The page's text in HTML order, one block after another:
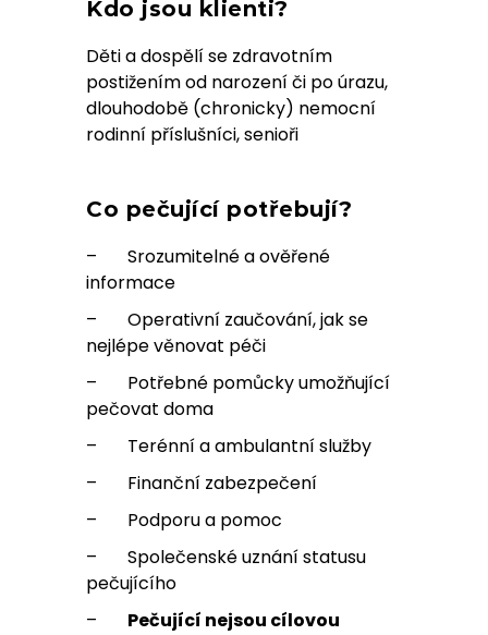
Kdo jsou klienti?
Děti a dospělí se zdravotním
postižením od narození či po úrazu,
dlouhodobě (chronicky) nemocní
rodinní příslušníci, senioři
Co pečující potřebují?
– Srozumitelné a ověřené
informace
– Operativní zaučování, jak se
nejlépe věnovat péči
– Potřebné pomůcky umožňující
pečovat doma
– Terénní a ambulantní služby
– Finanční zabezpečení
– Podporu a pomoc
– Společenské uznání statusu
pečujícího
– Pečující nejsou cílovou